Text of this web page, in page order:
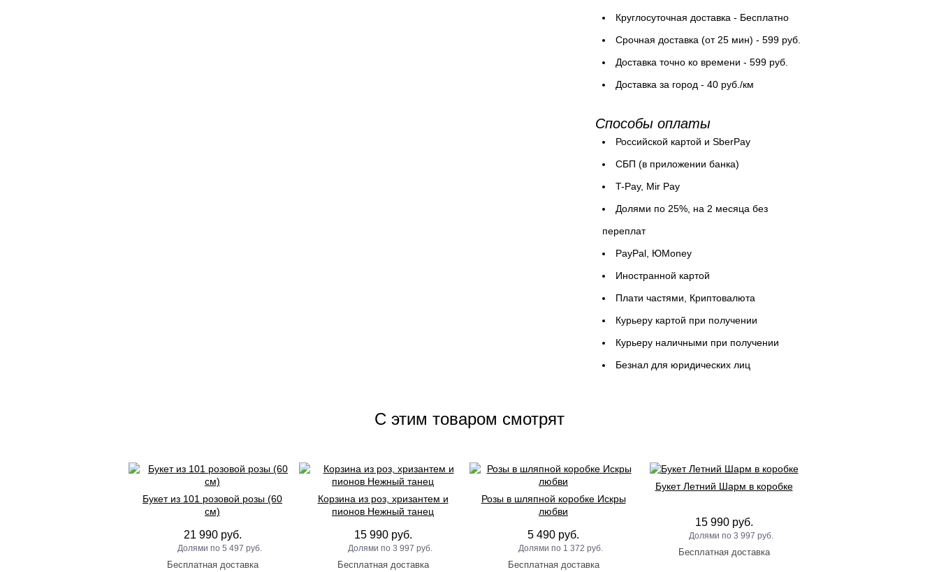
Круглосуточная доставка - Бесплатно
Cрочная доставка (от 25 мин) - 599 руб.
Доставка точно ко времени - 599 руб.
Доставка за город - 40 руб./км
Способы оплаты
Российской картой и SberPay
СБП (в приложении банка)
T-Pay, Mir Pay
Долями по 25%, на 2 месяца без
переплат
PayPal, ЮMoney
Иностранной картой
Плати частями, Криптовалюта
Курьеру картой при получении
Курьеру наличными при получении
Безнал для юридических лиц
C этим товаром смотрят
Букет из 101 розовой розы (60
см)
21 990 руб.
5 497 руб.
Корзина из роз, хризантем и
пионов Нежный танец
15 990 руб.
3 997 руб.
Розы в шляпной коробке Искры
любви
5 490 руб.
1 372 руб.
Букет Летний Шарм в коробке
15 990 руб.
3 997 руб.